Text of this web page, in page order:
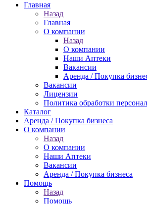
Главная
Назад
Главная
О компании
Назад
О компании
Наши Аптеки
Вакансии
Аренда / Покупка
Вакансии
Лицензии
Политика обработки
Каталог
Аренда / Покупка бизнеса
О компании
Назад
О компании
Наши Аптеки
Вакансии
Аренда / Покупка бизнеса
Помощь
Назад
Помощь